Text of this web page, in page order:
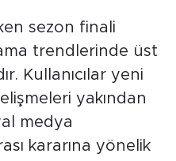
sezon finali
trendlerinde üst
Kullanıcılar yeni
yakından
medya
kararına yönelik